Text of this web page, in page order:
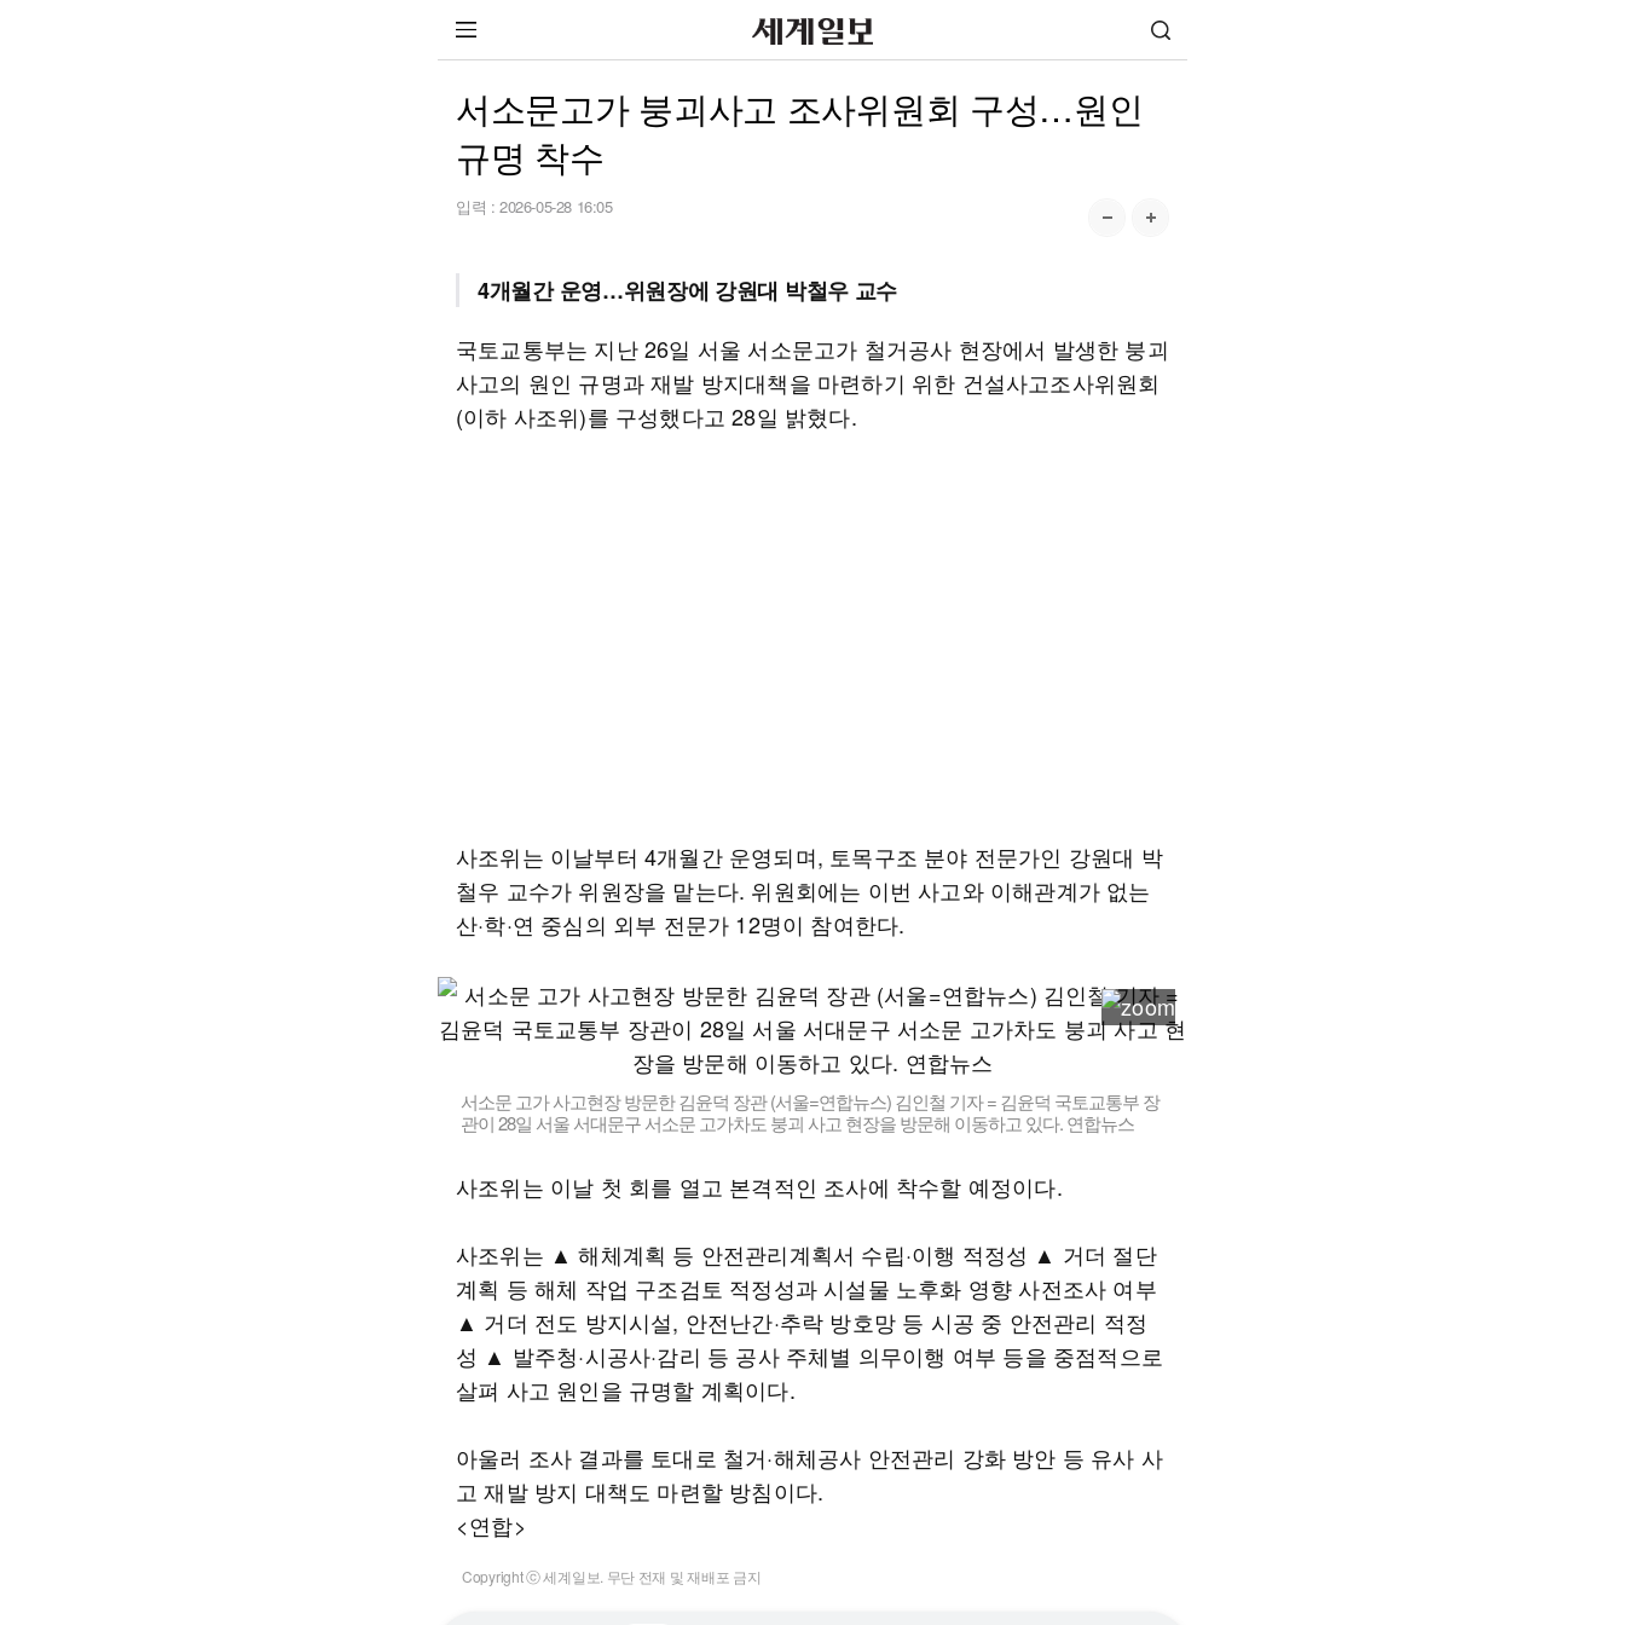
서소문고가 붕괴사고 조사위원회 구성…원인
규명 착수
입력 : 2026-05-28 16:05
4개월간 운영…위원장에 강원대 박철우 교수
국토교통부는 지난 26일 서울 서소문고가 철거공사 현장에서 발생한 붕괴
사고의 원인 규명과 재발 방지대책을 마련하기 위한 건설사고조사위원회
(이하 사조위)를 구성했다고 28일 밝혔다.
사조위는 이날부터 4개월간 운영되며, 토목구조 분야 전문가인 강원대 박
철우 교수가 위원장을 맡는다. 위원회에는 이번 사고와 이해관계가 없는
산·학·연 중심의 외부 전문가 12명이 참여한다.
서소문 고가 사고현장 방문한 김윤덕 장관 (서울=연합뉴스) 김인철 기자 = 김윤덕 국토교통부 장
관이 28일 서울 서대문구 서소문 고가차도 붕괴 사고 현장을 방문해 이동하고 있다. 연합뉴스
사조위는 이날 첫 회를 열고 본격적인 조사에 착수할 예정이다.
사조위는 ▲ 해체계획 등 안전관리계획서 수립·이행 적정성 ▲ 거더 절단
계획 등 해체 작업 구조검토 적정성과 시설물 노후화 영향 사전조사 여부
▲ 거더 전도 방지시설, 안전난간·추락 방호망 등 시공 중 안전관리 적정
성 ▲ 발주청·시공사·감리 등 공사 주체별 의무이행 여부 등을 중점적으로
살펴 사고 원인을 규명할 계획이다.
아울러 조사 결과를 토대로 철거·해체공사 안전관리 강화 방안 등 유사 사
고 재발 방지 대책도 마련할 방침이다.
<연합>
Copyright ⓒ 세계일보. 무단 전재 및 재배포 금지